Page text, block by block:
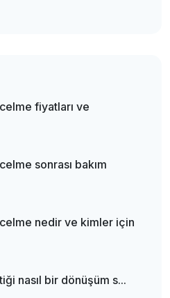
fiyatları ve
sonrası bakım
nedir ve kimler için
nasıl bir dönüşüm s...